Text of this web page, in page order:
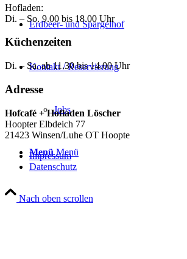
Erdbeer- und Spargelhof
Kontakt / Reservierung
Jobs
Menü Menü
Hofladen:
Di. – So. 9.00 bis 18.00 Uhr
Küchenzeiten
Di. – Sa. ab 11.30 bis 14.00 Uhr
Adresse
Hofcafé + Hofladen Löscher
Hoopter Elbdeich 77
21423 Winsen/Luhe OT Hoopte
Impressum
Datenschutz
Nach oben scrollen